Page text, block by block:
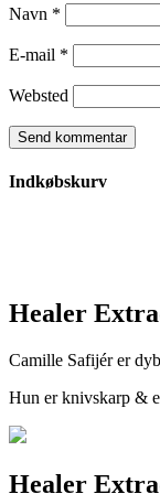
Navn *
E-mail *
Websted
Indkøbskurv
Healer
Camille Safijér er
Hun er knivskarp &
Healer